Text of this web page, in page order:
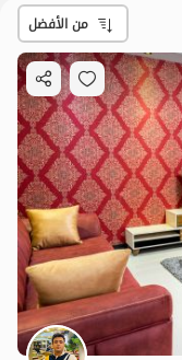
من الأفضل